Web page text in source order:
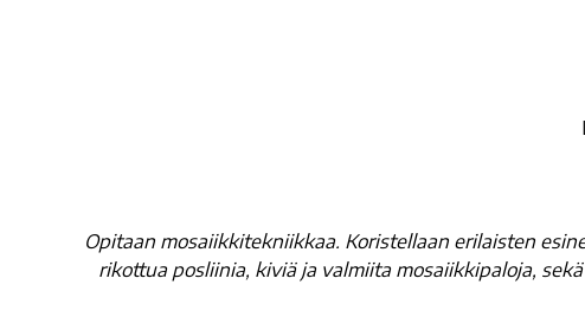
Opitaan mosaiikkitekniikkaa. Koristellaan erilaisten
rikottua posliinia, kiviä ja valmiita mosaiikkipaloja,